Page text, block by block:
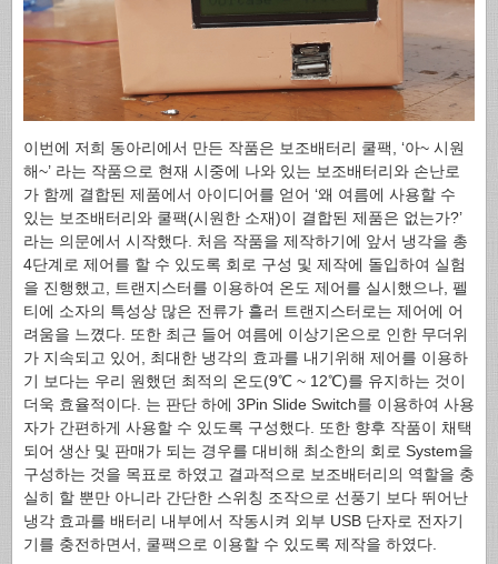
이번에 저희 동아리에서 만든 작품은 보조배터리 쿨팩, ‘아~ 시원
해~’ 라는 작품으로 현재 시중에 나와 있는 보조배터리와 손난로
가 함께 결합된 제품에서 아이디어를 얻어 ‘왜 여름에 사용할 수
있는 보조배터리와 쿨팩(시원한 소재)이 결합된 제품은 없는가?’
라는 의문에서 시작했다. 처음 작품을 제작하기에 앞서 냉각을 총
4단계로 제어를 할 수 있도록 회로 구성 및 제작에 돌입하여 실험
을 진행했고, 트랜지스터를 이용하여 온도 제어를 실시했으나, 펠
티에 소자의 특성상 많은 전류가 흘러 트랜지스터로는 제어에 어
려움을 느꼈다. 또한 최근 들어 여름에 이상기온으로 인한 무더위
가 지속되고 있어, 최대한 냉각의 효과를 내기위해 제어를 이용하
기 보다는 우리 원했던 최적의 온도(9℃ ~ 12℃)를 유지하는 것이
더욱 효율적이다. 는 판단 하에 3Pin Slide Switch를 이용하여 사용
자가 간편하게 사용할 수 있도록 구성했다. 또한 향후 작품이 채택
되어 생산 및 판매가 되는 경우를 대비해 최소한의 회로 System을
구성하는 것을 목표로 하였고 결과적으로 보조배터리의 역할을 충
실히 할 뿐만 아니라 간단한 스위칭 조작으로 선풍기 보다 뛰어난
냉각 효과를 배터리 내부에서 작동시켜 외부 USB 단자로 전자기
기를 충전하면서, 쿨팩으로 이용할 수 있도록 제작을 하였다.